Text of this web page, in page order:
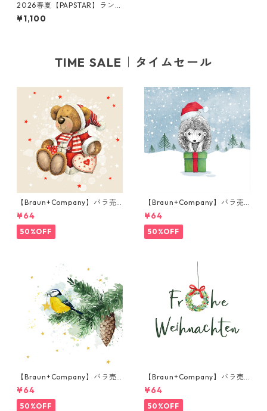
2026春夏【PAPSTAR】ランチ
サイズ ペーパーナプキン Cup
of Coffee ホワイト 20枚入り
¥1,100
TIME SALE｜タイムセール
【Braun+Company】バラ売
り2枚 ランチサイズ ペーパー
ナプキン Weihnachtsteddy
ベージュ
¥64
50%OFF
【Braun+Company】バラ売
り2枚 ランチサイズ ペーパー
ナプキン Winteranimals ブル
ー
¥64
50%OFF
【Braun+Company】バラ売
り2枚 ランチサイズ ペーパー
ナプキン Wintermeise ホワ
イト
¥64
50%OFF
【Braun+Company】バラ売
り2枚 ランチサイズ ペーパー
ナプキン Kleiner Kranz ホワ
イト
¥64
50%OFF